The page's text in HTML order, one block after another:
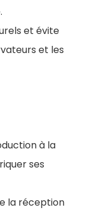
et évite
et les
à la
ses
la réception